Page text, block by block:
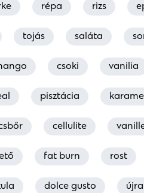
répa rizs
tojás saláta
csoki vanilia
pisztácia
cellulite
fat burn rost
dolce gusto